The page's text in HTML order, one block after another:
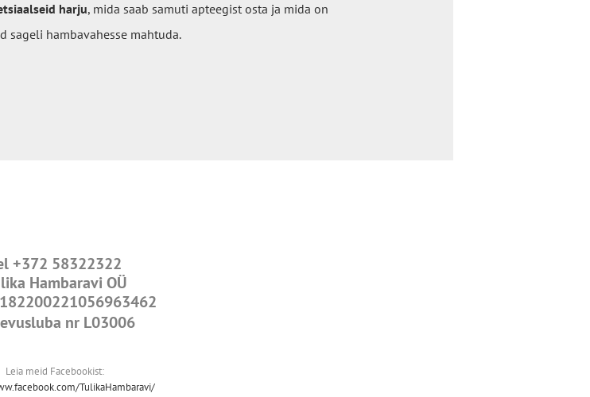
harju, mida saab samuti apteegist osta ja mida on
sageli hambavahesse mahtuda.
+372 58322322
Hambaravi OÜ
nr L03006
Leia meid Facebookist:
TulikaHambaravi/